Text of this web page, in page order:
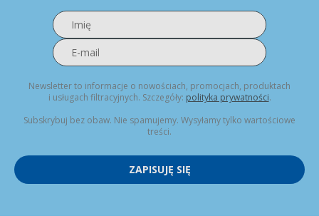
Newsletter to informacje o nowościach, promocjach, produktach
i usługach filtracyjnych. Szczegóły: polityka prywatności.
Subskrybuj bez obaw. Nie spamujemy. Wysyłamy tylko wartościowe
treści.
ZAPISUJĘ SIĘ